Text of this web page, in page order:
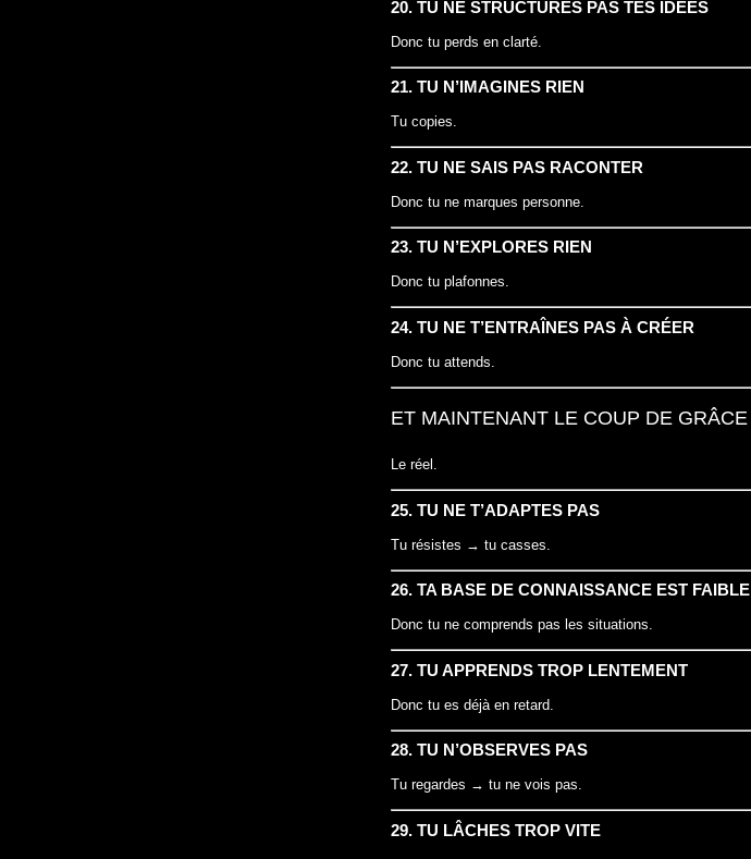
20. TU NE STRUCTURES PAS TES IDÉES
Donc tu perds en clarté.
21. TU N’IMAGINES RIEN
Tu copies.
22. TU NE SAIS PAS RACONTER
Donc tu ne marques personne.
23. TU N’EXPLORES RIEN
Donc tu plafonnes.
24. TU NE T’ENTRAÎNES PAS À CRÉER
Donc tu attends.
ET MAINTENANT LE COUP DE GRÂCE
Le réel.
25. TU NE T’ADAPTES PAS
Tu résistes → tu casses.
26. TA BASE DE CONNAISSANCE EST FAIBLE
Donc tu ne comprends pas les situations.
27. TU APPRENDS TROP LENTEMENT
Donc tu es déjà en retard.
28. TU N’OBSERVES PAS
Tu regardes → tu ne vois pas.
29. TU LÂCHES TROP VITE